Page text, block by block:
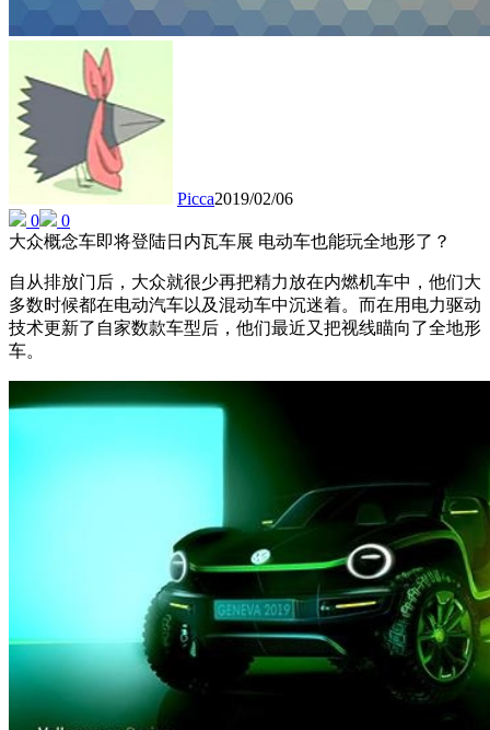
Picca2019/02/06
0
0
大众概念车即将登陆日内瓦车展 电动车也能玩全地形了？
自从排放门后，大众就很少再把精力放在内燃机车中，他们大
多数时候都在电动汽车以及混动车中沉迷着。而在用电力驱动
技术更新了自家数款车型后，他们最近又把视线瞄向了全地形
车。